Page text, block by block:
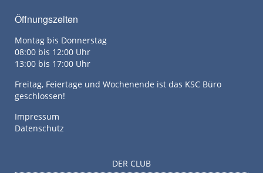
Öffnungszeiten
Montag bis Donnerstag
08:00 bis 12:00 Uhr
13:00 bis 17:00 Uhr
Freitag, Feiertage und Wochenende ist das KSC Büro
geschlossen!
Impressum
Datenschutz
DER CLUB